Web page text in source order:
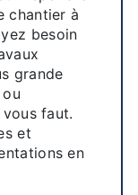
chantier à
besoin
grande
faut.
et
en